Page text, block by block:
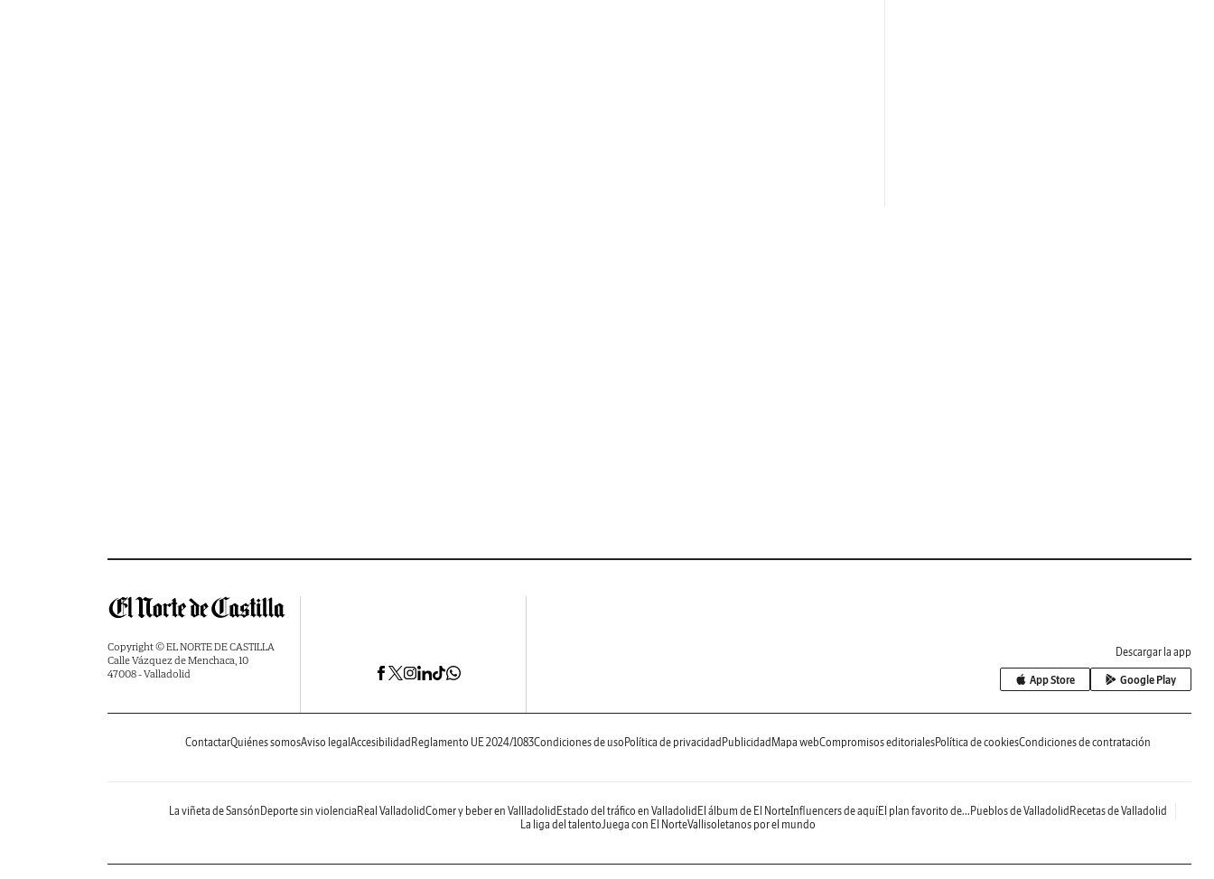
Copyright © EL NORTE DE CASTILLA
Calle Vázquez de Menchaca, 10
47008 - Valladolid
Descargar la app
App Store Google Play
ContactarQuiénes somosAviso legal Accesibilidad Reglamento UE 2024/1083Condiciones de uso Política de privacidad Publicidad Mapa webCompromisos editorialesPolítica de cookiesCondiciones de contratación
La viñeta de Sansón Deporte sin violencia Real ValladolidComer y beber en Vallladolid Estado del tráfico en Valladolid El álbum de El NorteInfluencers de aquíEl plan favorito de... Pueblos de Valladolid Recetas de Valladolid
La liga del talentoJuega con El NorteVallisoletanos por el mundo